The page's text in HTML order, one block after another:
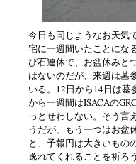
今日も同じようなお天気
宅に一週間いたことにな
び石連休で、お盆休みと
はないのだが、来週は墓
いる。12日から14日は
から一週間はISACAの
っとせわしない。そう言
うだが、もう一つはお盆
と、予報円は大きいもの
逸れてくれることを祈ろう